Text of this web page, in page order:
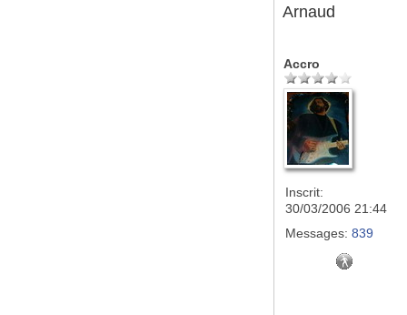
Arnaud
Accro
Inscrit:
30/03/2006 21:44
Messages: 839